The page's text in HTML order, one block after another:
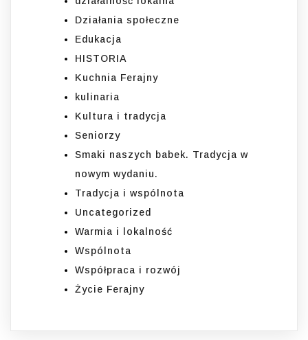
Działania społeczne
Edukacja
HISTORIA
Kuchnia Ferajny
kulinaria
Kultura i tradycja
Seniorzy
Smaki naszych babek. Tradycja w
nowym wydaniu.
Tradycja i wspólnota
Uncategorized
Warmia i lokalność
Wspólnota
Współpraca i rozwój
Życie Ferajny